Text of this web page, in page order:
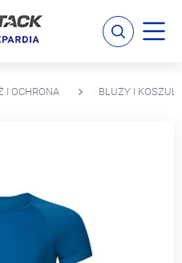
I OCHRONA BLUZY I